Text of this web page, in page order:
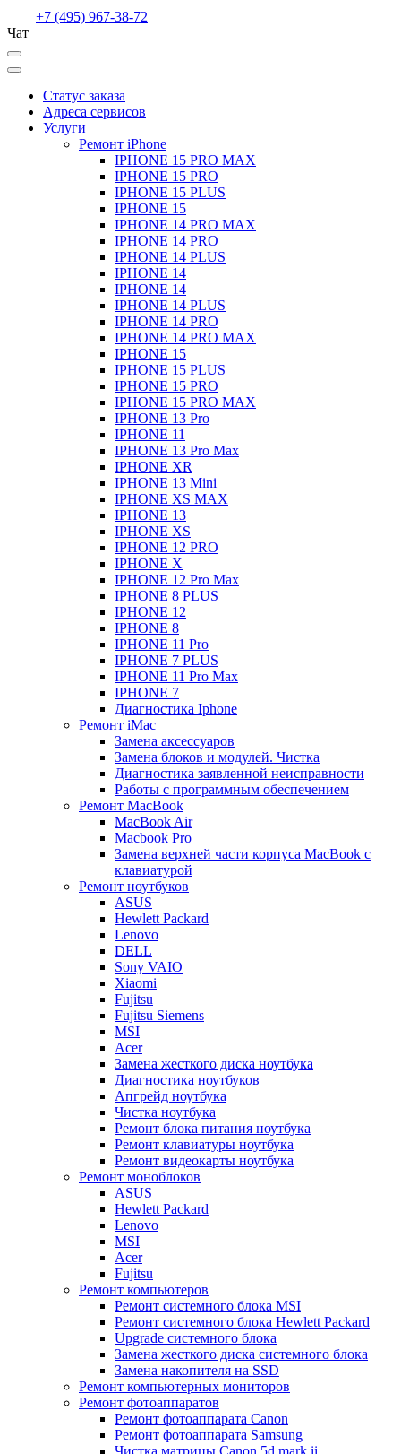
+7 (495) 967-38-72
Чат
Статус заказа
Адреса сервисов
Услуги
Ремонт iPhone
IPHONE 15 PRO MAX
IPHONE 15 PRO
IPHONE 15 PLUS
IPHONE 15
IPHONE 14 PRO MAX
IPHONE 14 PRO
IPHONE 14 PLUS
IPHONE 14
IPHONE 14
IPHONE 14 PLUS
IPHONE 14 PRO
IPHONE 14 PRO MAX
IPHONE 15
IPHONE 15 PLUS
IPHONE 15 PRO
IPHONE 15 PRO MAX
IPHONE 13 Pro
IPHONE 11
IPHONE 13 Pro Max
IPHONE XR
IPHONE 13 Mini
IPHONE XS MAX
IPHONE 13
IPHONE XS
IPHONE 12 PRO
IPHONE X
IPHONE 12 Pro Max
IPHONE 8 PLUS
IPHONE 12
IPHONE 8
IPHONE 11 Pro
IPHONE 7 PLUS
IPHONE 11 Pro Max
IPHONE 7
Диагностика Iphone
Ремонт iMac
Замена аксессуаров
Замена блоков и модулей. Чистка
Диагностика заявленной неисправности
Работы с программным обеспечением
Ремонт MacBook
MacBook Air
Macbook Pro
Замена верхней части корпуса MacBook с
клавиатурой
Ремонт ноутбуков
ASUS
Hewlett Packard
Lenovo
DELL
Sony VAIO
Xiaomi
Fujitsu
Fujitsu Siemens
MSI
Acer
Замена жесткого диска ноутбука
Диагностика ноутбуков
Апгрейд ноутбука
Чистка ноутбука
Ремонт блока питания ноутбука
Ремонт клавиатуры ноутбука
Ремонт видеокарты ноутбука
Ремонт моноблоков
ASUS
Hewlett Packard
Lenovo
MSI
Acer
Fujitsu
Ремонт компьютеров
Ремонт системного блока MSI
Ремонт системного блока Hewlett Packard
Upgrade системного блока
Замена жесткого диска системного блока
Замена накопителя на SSD
Ремонт компьютерных мониторов
Ремонт фотоаппаратов
Ремонт фотоаппарата Canon
Ремонт фотоаппарата Samsung
Чистка матрицы Canon 5d mark ii